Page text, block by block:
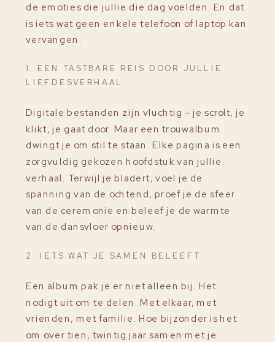
de emoties die jullie die dag voelden. En dat
is iets wat geen enkele telefoon of laptop kan
vervangen.
1. EEN TASTBARE REIS DOOR JULLIE
LIEFDESVERHAAL
Digitale bestanden zijn vluchtig – je scrolt, je
klikt, je gaat door. Maar een trouwalbum
dwingt je om stil te staan. Elke pagina is een
zorgvuldig gekozen hoofdstuk van jullie
verhaal. Terwijl je bladert, voel je de
spanning van de ochtend, proef je de sfeer
van de ceremonie en beleef je de warmte
van de dansvloer opnieuw.
2. IETS WAT JE SAMEN BELEEFT
Een album pak je er niet alleen bij. Het
nodigt uit om te delen. Met elkaar, met
vrienden, met familie. Hoe bijzonder is het
om over tien, twintig jaar samen met je